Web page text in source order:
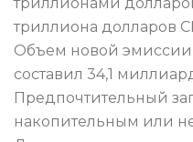
триллиона долларов
Объем новой эмиссии
составил 34,1
Предпочтительный
накопительным или